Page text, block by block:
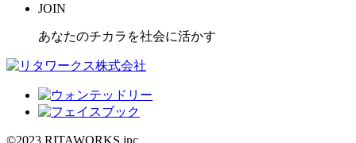
JOIN
あなたのチカラを社会に活かす
©2023 RITAWORKS inc.